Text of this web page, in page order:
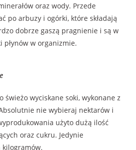
oraz wody. Przede
po arbuzy i ogórki, które składają
dobrze gaszą pragnienie i są w
płynów w organizmie.
świeżo wyciskane soki, wykonane z
nie wybieraj nektarów i
użyto dużą ilość
oraz cukru. Jedynie
kilogramów.